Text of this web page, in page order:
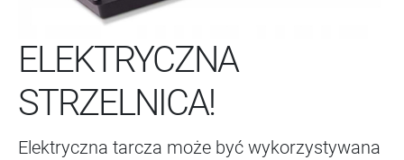
ELEKTRYCZNA
STRZELNICA!
Elektryczna tarcza może być wykorzystywana